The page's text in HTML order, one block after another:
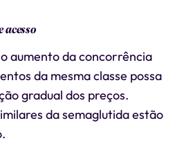
aumento da concorrência
da mesma classe possa
gradual dos preços.
da semaglutida estão